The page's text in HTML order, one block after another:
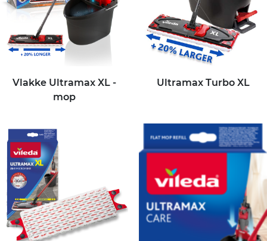
Vlakke Ultramax XL -
mop
Ultramax Turbo XL